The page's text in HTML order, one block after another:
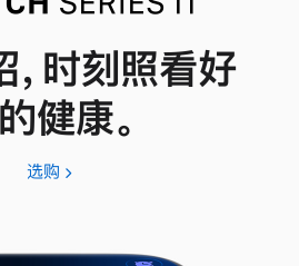
，时刻照看好
健康。
选购 Apple
11